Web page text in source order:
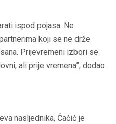
ispod pojasa. Ne
koji se ne drže
Prijevremeni izbori se
ali prije vremena”, dodao
nasljednika, Čačić je